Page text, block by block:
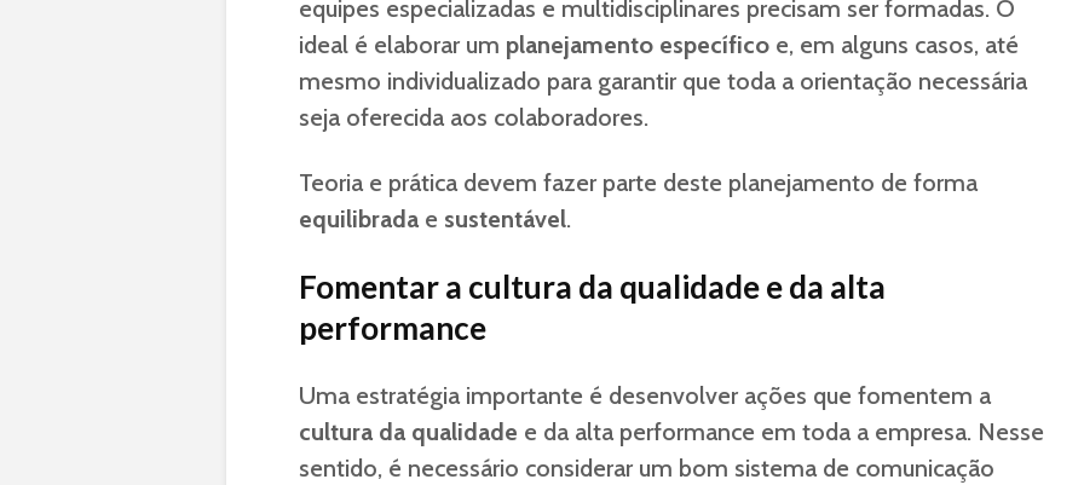
equipes especializadas e multidisciplinares precisam ser formadas. O
ideal é elaborar um planejamento específico e, em alguns casos, até
mesmo individualizado para garantir que toda a orientação necessária
seja oferecida aos colaboradores.
Teoria e prática devem fazer parte deste planejamento de forma
equilibrada e sustentável.
Fomentar a cultura da qualidade e da alta
performance
Uma estratégia importante é desenvolver ações que fomentem a
cultura da qualidade e da alta performance em toda a empresa. Nesse
sentido, é necessário considerar um bom sistema de comunicação